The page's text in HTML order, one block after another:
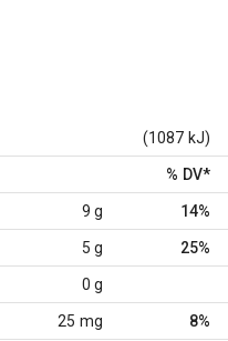
(1087 kJ)
% DV*
9 g 14%
5 g 25%
0 g
25 mg 8%